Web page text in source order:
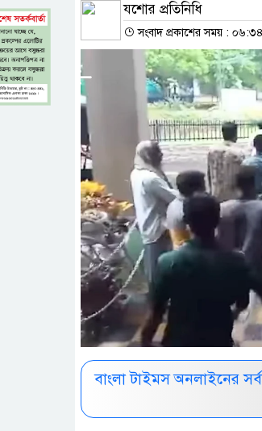
যশোর প্রতিনিধি
সংবাদ প্রকাশের সময় :
বাংলা টাইমস অনলাইনের